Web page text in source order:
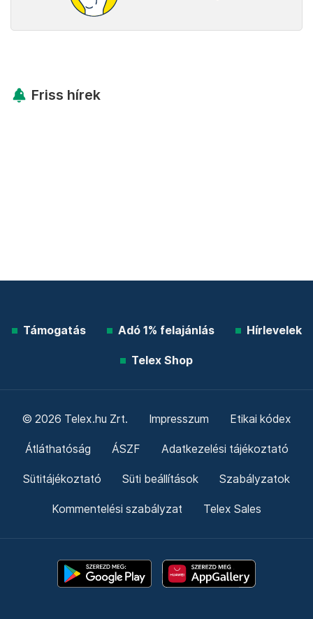
Friss hírek
Támogatás Adó 1% felajánlás Hírlevelek
Telex Shop
© 2026 Telex.hu Zrt. Impresszum Etikai kódex
Átláthatóság ÁSZF Adatkezelési tájékoztató
Sütitájékoztató Süti beállítások Szabályzatok
Kommentelési szabályzat Telex Sales